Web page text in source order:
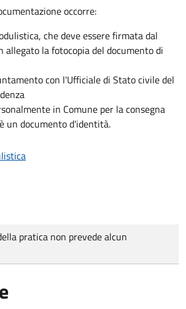
occorre:
che deve essere firmata dal
allegato la fotocopia del documento di
con l'Ufficiale di Stato civile del
in Comune per la consegna
un documento d'identità.
pratica non prevede alcun